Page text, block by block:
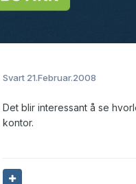
Svart 21.Februar.2008
Det blir interessant å se
kontor.